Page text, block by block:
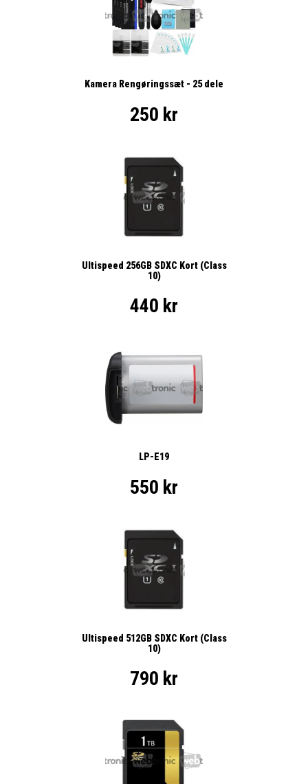
Kamera Rengøringssæt - 25 dele
250 kr
Ultispeed 256GB SDXC Kort (Class
10)
440 kr
LP-E19
550 kr
Ultispeed 512GB SDXC Kort (Class
10)
790 kr